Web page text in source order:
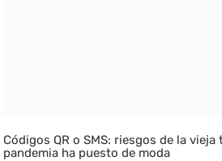
Códigos QR o SMS: riesgos de la
pandemia ha puesto de moda